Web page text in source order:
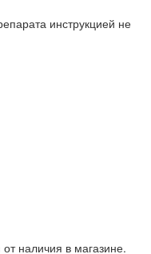
инструкцией не
наличия в магазине.